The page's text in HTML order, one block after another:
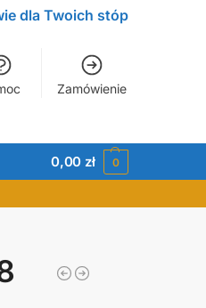
dla Twoich stóp
Zamówienie
0,00zł 0